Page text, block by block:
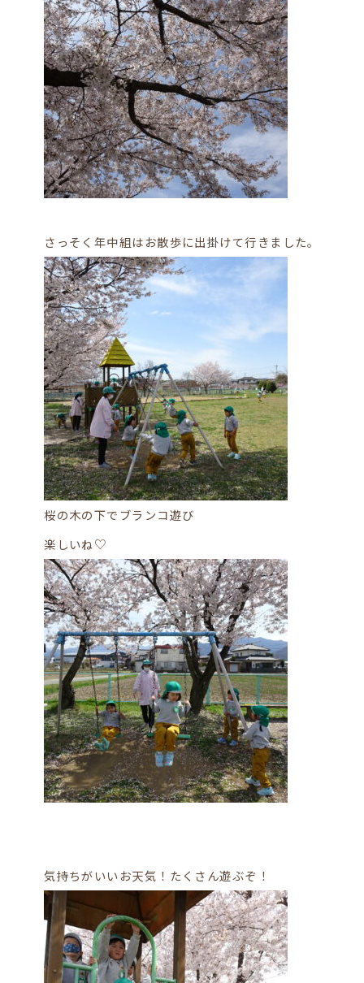
さっそく年中組はお散歩に出掛けて行きました。
桜の木の下でブランコ遊び
楽しいね♡
気持ちがいいお天気！たくさん遊ぶぞ！